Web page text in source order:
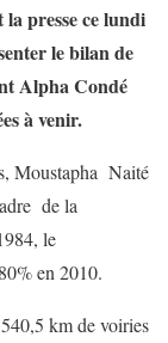
presse ce lundi
le bilan de
Alpha Condé
à venir.
Moustapha Naité
de la
le
en 2010.
km de voiries